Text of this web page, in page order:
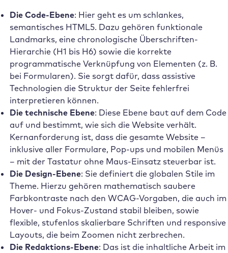
Die Code-Ebene: Hier geht es um schlankes,
semantisches HTML5. Dazu gehören funktionale
Landmarks, eine chronologische Überschriften-
Hierarchie (H1 bis H6) sowie die korrekte
programmatische Verknüpfung von Elementen (z. B.
bei Formularen). Sie sorgt dafür, dass assistive
Technologien die Struktur der Seite fehlerfrei
interpretieren können.
Die technische Ebene: Diese Ebene baut auf dem Code
auf und bestimmt, wie sich die Website verhält.
Kernanforderung ist, dass die gesamte Website –
inklusive aller Formulare, Pop-ups und mobilen Menüs
– mit der Tastatur ohne Maus-Einsatz steuerbar ist.
Die Design-Ebene: Sie definiert die globalen Stile im
Theme. Hierzu gehören mathematisch saubere
Farbkontraste nach den WCAG-Vorgaben, die auch im
Hover- und Fokus-Zustand stabil bleiben, sowie
flexible, stufenlos skalierbare Schriften und responsive
Layouts, die beim Zoomen nicht zerbrechen.
Die Redaktions-Ebene: Das ist die inhaltliche Arbeit im